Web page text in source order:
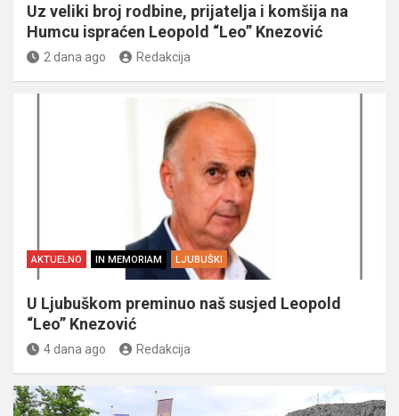
Uz veliki broj rodbine, prijatelja i komšija na
Humcu ispraćen Leopold “Leo” Knezović
2 dana ago Redakcija
AKTUELNO IN MEMORIAM LJUBUŠKI
U Ljubuškom preminuo naš susjed Leopold
“Leo” Knezović
4 dana ago Redakcija